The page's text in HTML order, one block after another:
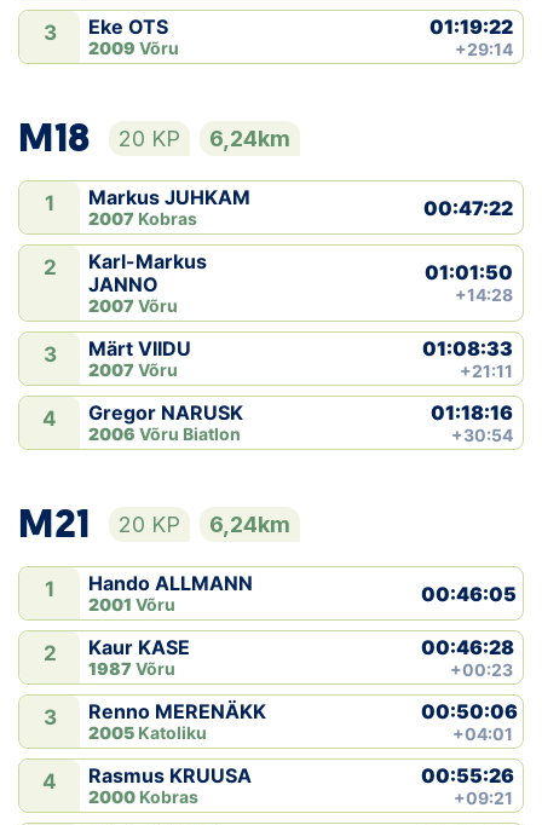
3 Eke OTS
2009 Võru
01:19:22
+29:14
M18 20 KP 6,24km
1 Markus JUHKAM
2007 Kobras 00:47:22
2
Karl-Markus
JANNO
2007 Võru
01:01:50
+14:28
3 Märt VIIDU
2007 Võru
01:08:33
+21:11
4 Gregor NARUSK
2006 Võru Biatlon
01:18:16
+30:54
M21 20 KP 6,24km
1 Hando ALLMANN
2001 Võru 00:46:05
2 Kaur KASE
1987 Võru
00:46:28
+00:23
3 Renno MERENÄKK
2005 Katoliku
00:50:06
+04:01
4 Rasmus KRUUSA
2000 Kobras
00:55:26
+09:21